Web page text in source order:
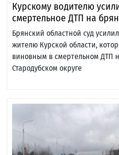
Курскому водителю
смертельное ДТП на
Брянский областной суд
жителю Курской области,
виновным в смертельном ДТП
Стародубском округе